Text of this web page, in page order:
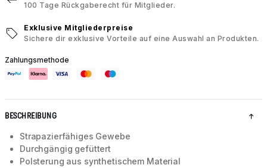
100 Tage Rückgaberecht für Mitglieder.
Exklusive Mitgliederpreise
Sichere dir exklusive Vorteile auf eine Auswahl an Produkten.
Zahlungsmethode
BESCHREIBUNG
Strapazierfähiges Gewebe
Durchgängig gefüttert
Polsterung aus synthetischem Material